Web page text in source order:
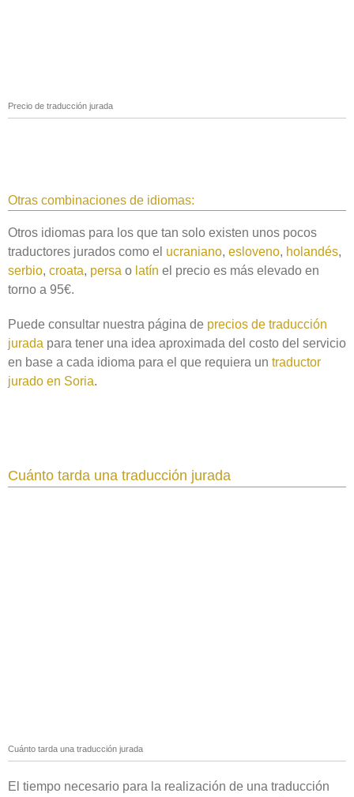
Precio de traducción jurada
Otras combinaciones de idiomas:
Otros idiomas para los que tan solo existen unos pocos
traductores jurados como el ucraniano, esloveno, holandés,
serbio, croata, persa o latín el precio es más elevado en
torno a 95€.
Puede consultar nuestra página de precios de traducción
jurada para tener una idea aproximada del costo del servicio
en base a cada idioma para el que requiera un traductor
jurado en Soria‎.
Cuánto tarda una traducción jurada
Cuánto tarda una traducción jurada
El tiempo necesario para la realización de una traducción